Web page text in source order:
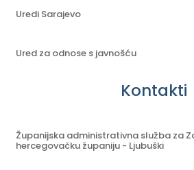
Uredi Sarajevo
Ured za odnose s javnošću
Kontakti
Županijska administrativna služba za
hercegovačku županiju - Ljubuški